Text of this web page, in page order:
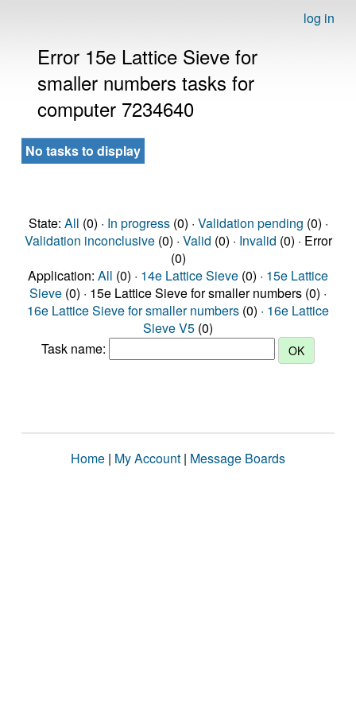
log in
Error 15e Lattice Sieve for
smaller numbers tasks for
computer 7234640
No tasks to display
State: All (0) · In progress(0) · Validation pending (0) ·
Validation inconclusive(0) · Valid (0) · Invalid (0) · Error
(0)
Application: All (0) · 14e Lattice Sieve (0) · 15e Lattice
Sieve (0) · 15e Lattice Sieve for smaller numbers (0) ·
16e Lattice Sieve for smaller numbers (0) · 16e Lattice
Sieve V5 (0)
Task name:
Home | My Account | Message Boards